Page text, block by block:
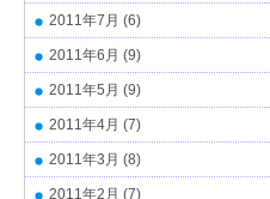
2011年7月 (6)
2011年6月 (9)
2011年5月 (9)
2011年4月 (7)
2011年3月 (8)
2011年2月 (7)